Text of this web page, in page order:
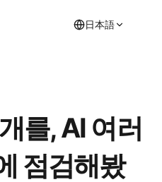
日本語
를, AI 여러
점검해봤